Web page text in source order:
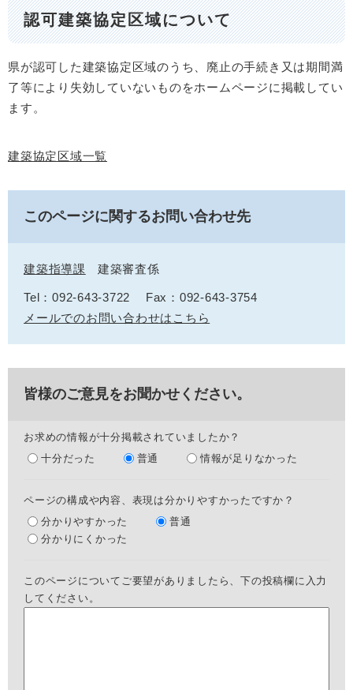
認可建築協定区域について
県が認可した建築協定区域のうち、廃止の手続き又は期間満
了等により失効していないものをホームページに掲載してい
ます。
建築協定区域一覧
このページに関するお問い合わせ先
建築指導課 建築審査係
Tel：092-643-3722
Fax：092-643-3754
メールでのお問い合わせはこちら
皆様のご意見をお聞かせください。
お求めの情報が十分掲載されていましたか？
十分だった
普通 情報が足りなかった
ページの構成や内容、表現は分かりやすかったですか？
分かりやすかった
普通
分かりにくかった
このページについてご要望がありましたら、下の投稿欄に入力
してください。